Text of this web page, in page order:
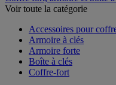
Voir toute la catégorie
Accessoires pour
Armoire à clés
Armoire forte
Boîte à clés
Coffre-fort